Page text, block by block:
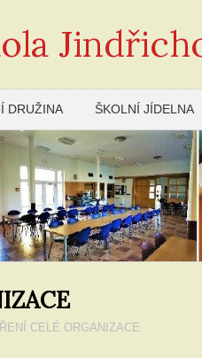
DRUŽINA ŠKOLNÍ JÍDELNA
CELÉ ORGANIZACE